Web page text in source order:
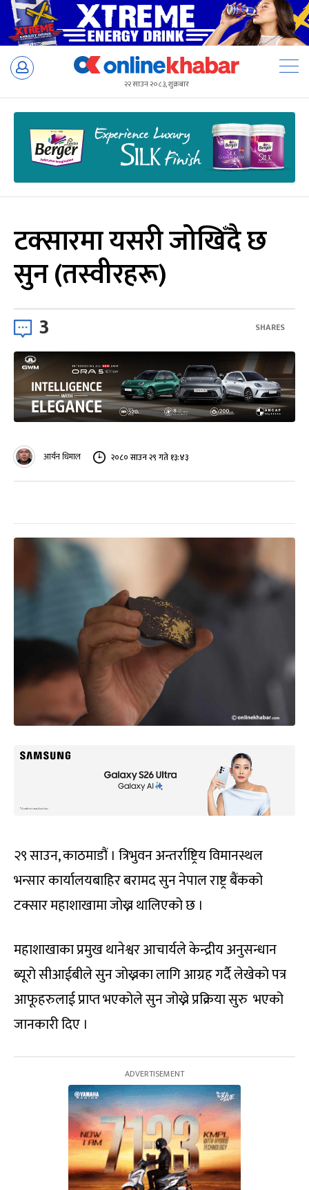
Skip
२२ साउन २०८३, शुक्रबार
टक्सारमा यसरी जोखिँदै छ
सुन (तस्वीरहरू)
3 SHARES
आर्यन धिमाल २०८० साउन २९ गते १३:४३
२९ साउन, काठमाडौं । त्रिभुवन अन्तर्राष्ट्रिय विमानस्थल
भन्सार कार्यालयबाहिर बरामद सुन नेपाल राष्ट्र बैंकको
टक्सार महाशाखामा जोख्न थालिएको छ ।
महाशाखाका प्रमुख थानेश्वर आचार्यले केन्द्रीय अनुसन्धान
ब्यूरो सीआईबीले सुन जोख्नका लागि आग्रह गर्दै लेखेको पत्र
आफूहरुलाई प्राप्त भएकोले सुन जोख्ने प्रक्रिया सुरु भएको
जानकारी दिए ।